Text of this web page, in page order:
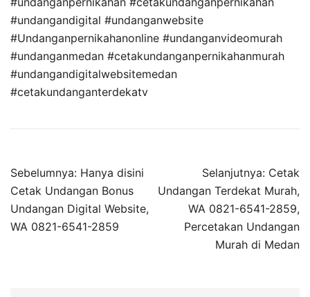
#undangandigital #undanganwebsite
#Undanganpernikahanonline #undanganvideomurah
#undanganmedan #cetakundanganpernikahanmurah
#undangandigitalwebsitemedan
#cetakundanganterdekatv
Sebelumnya: Hanya disini
Cetak Undangan Bonus
Undangan Digital Website,
WA 0821-6541-2859
Selanjutnya: Cetak
Undangan Terdekat Murah,
WA 0821-6541-2859,
Percetakan Undangan
Murah di Medan